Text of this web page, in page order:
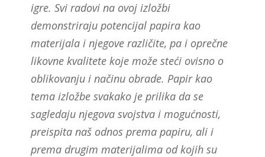
igre. Svi radovi na ovoj izložbi
demonstriraju potencijal papira kao
materijala i njegove različite, pa i oprečne
likovne kvalitete koje može steći ovisno o
oblikovanju i načinu obrade. Papir kao
tema izložbe svakako je prilika da se
sagledaju njegova svojstva i mogućnosti,
preispita naš odnos prema papiru, ali i
prema drugim materijalima od kojih su